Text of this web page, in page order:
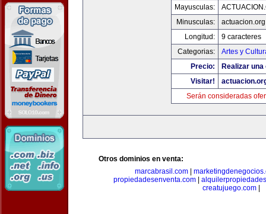
Mayusculas:
Minusculas:
actuacion.org
Longitud:
9 caracteres
Categorias:
Artes y
Precio:
Realizar
Visitar!
Serán consideradas
Otros dominios en venta:
marcabrasil.com
propiedadesenventa.com
creatujuego.com|